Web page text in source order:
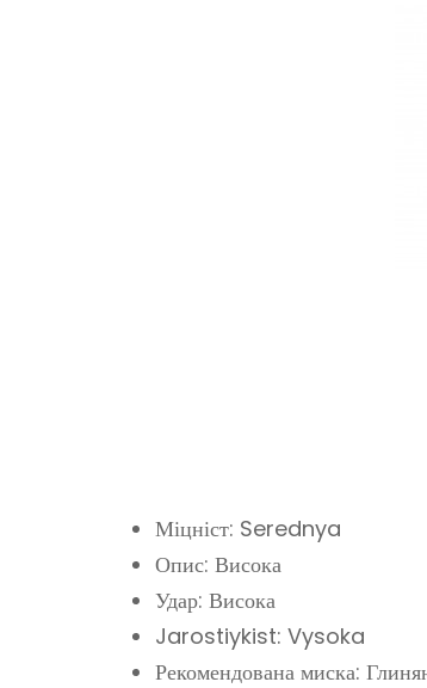
Міцніст: Serednya
Опис: Висока
Удар: Висока
Jarostiykist: Vysoka
Рекомендована миска: